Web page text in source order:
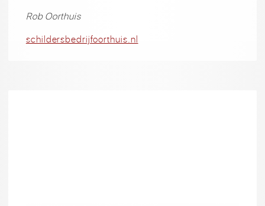
Rob Oorthuis
schildersbedrijfoorthuis.nl